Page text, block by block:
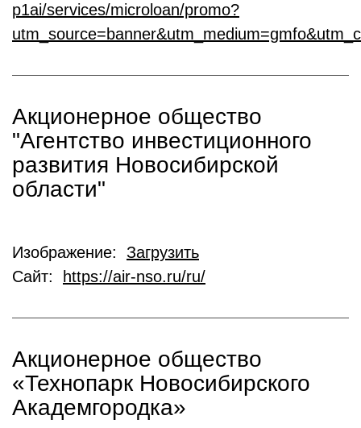
p1ai/services/microloan/promo?
Акционерное общество
"Агентство инвестиционного
развития Новосибирской
области"
Изображение: Загрузить
Сайт:
https://air-nso.ru/ru/
Акционерное общество
«Технопарк Новосибирского
Академгородка»